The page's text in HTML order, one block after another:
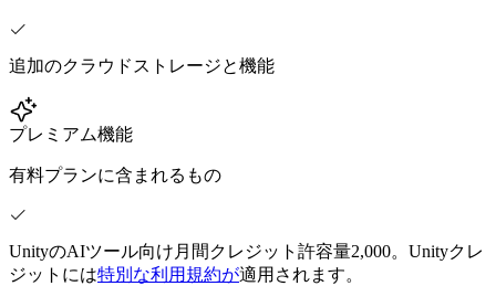
追加のクラウドストレージと機能
プレミアム機能
有料プランに含まれるもの
UnityのAIツール向け月間クレジット許容量2,000。Unityクレ
ジットには特別な利用規約が適用されます。